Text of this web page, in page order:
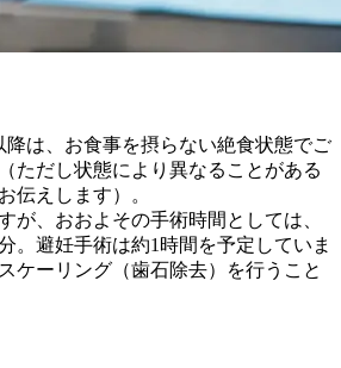
降は、お食事を摂らない絶食状態でご
ただし状態により異なることがある
伝えします）。
が、おおよその手術時間としては、
。避妊手術は約1時間を予定していま
ケーリング（歯石除去）を行うこと